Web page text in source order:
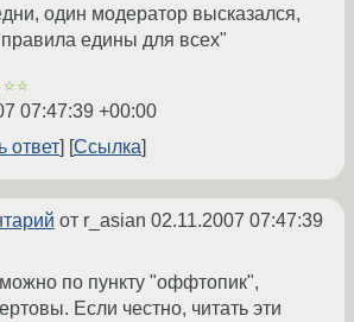
один модератор высказался,
едины для всех"
07:47:39 +00:00
ответ
Ссылка
от r_asian 02.11.2007 07:47:39
по пункту "оффтопик",
Если честно, читать эти